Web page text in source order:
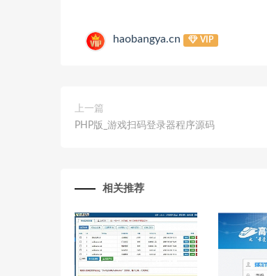
haobangya.cn VIP
上一篇
PHP版_游戏扫码登录器程序源码
相关推荐